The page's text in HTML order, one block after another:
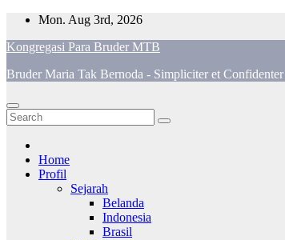
Skip
content
Mon. Aug 3rd, 2026
Kongregasi Para Bruder MTB
Bruder Maria Tak Bernoda - Simpliciter et Confidenter
Home
Profil
Sejarah
Belanda
Indonesia
Brasil